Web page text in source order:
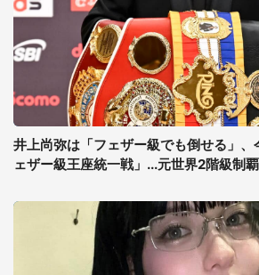
井上尚弥は「フェザー級でも倒せる」、
ェザー級王座統一戦」...元世界2階級制